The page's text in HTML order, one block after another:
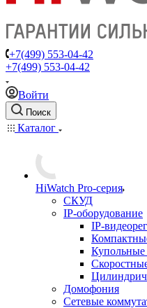
+7(499) 553-04-42
+7(499) 553-04-42
Войти
Поиск
Каталог
HiWatch Pro-серия
CКУД
IP-оборудование
IP-
Домофония
Сетевые